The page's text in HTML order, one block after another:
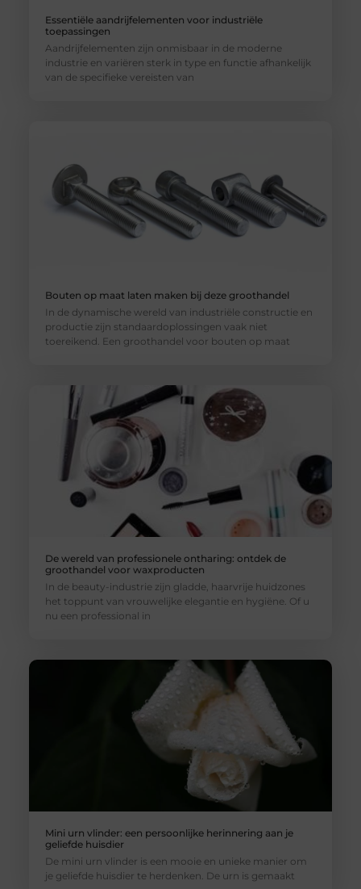
Essentiële aandrijfelementen voor industriële
toepassingen
Aandrijfelementen zijn onmisbaar in de moderne
industrie en variëren sterk in type en functie afhankelijk
van de specifieke vereisten van
Bouten op maat laten maken bij deze groothandel
In de dynamische wereld van industriële constructie en
productie zijn standaardoplossingen vaak niet
toereikend. Een groothandel voor bouten op maat
De wereld van professionele ontharing: ontdek de
groothandel voor waxproducten
In de beauty-industrie zijn gladde, haarvrije huidzones
het toppunt van vrouwelijke elegantie en hygiëne. Of u
nu een professional in
Mini urn vlinder: een persoonlijke herinnering aan je
geliefde huisdier
De mini urn vlinder is een mooie en unieke manier om
je geliefde huisdier te herdenken. De urn is gemaakt